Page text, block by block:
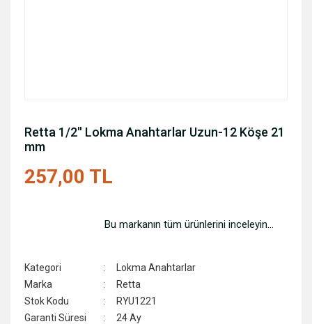
Retta 1/2'' Lokma Anahtarlar Uzun-12 Köşe 21
mm
257,00 TL
Bu markanın tüm ürünlerini inceleyin...
Kategori
Lokma Anahtarlar
Marka
Retta
Stok Kodu
RYU1221
Garanti Süresi
24 Ay